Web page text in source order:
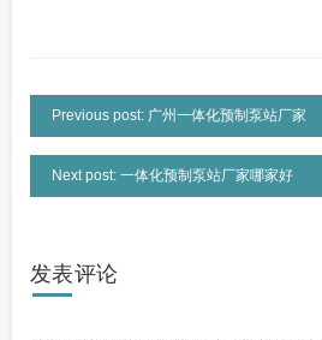
Previous post: 广州一体化预制泵站厂家
Next post: 一体化预制泵站厂家哪家好
发表评论